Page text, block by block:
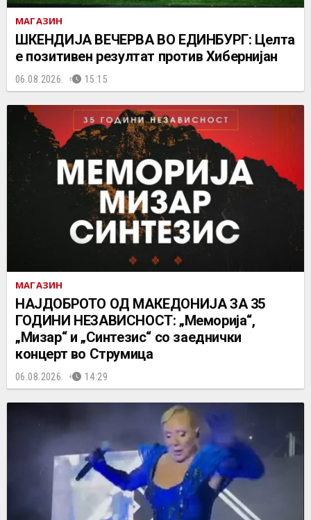
МАГАЗИН
ШКЕНДИЈА ВЕЧЕРВА ВО ЕДИНБУРГ: Целта
е позитивен резултат против Хибернијан
06.08.2026. 15:15
МАГАЗИН
НАЈДОБРОТО ОД МАКЕДОНИЈА ЗА 35
ГОДИНИ НЕЗАВИСНОСТ: „Меморија“,
„Мизар“ и „Синтезис“ со заеднички
концерт во Струмица
06.08.2026. 14:29